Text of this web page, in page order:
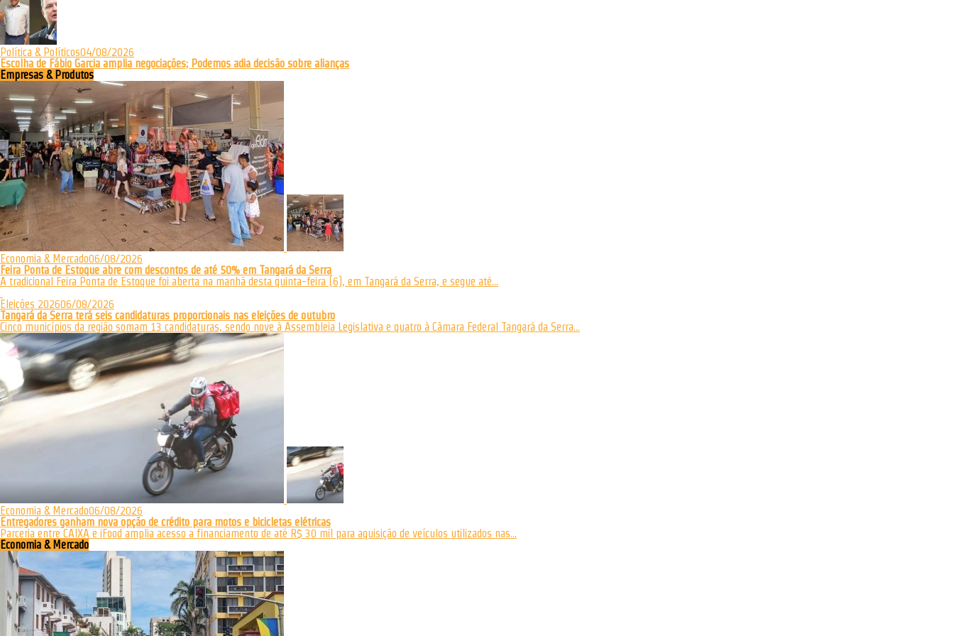
Política & Políticos04/08/2026
Escolha de Fábio Garcia amplia negociações; Podemos adia decisão sobre alianças
Empresas & Produtos
Economia & Mercado06/08/2026
Feira Ponta de Estoque abre com descontos de até 50% em Tangará da Serra
A tradicional Feira Ponta de Estoque foi aberta na manhã desta quinta-feira (6), em Tangará da Serra, e segue até...
Eleições 202606/08/2026
Tangará da Serra terá seis candidaturas proporcionais nas eleições de outubro
Cinco municípios da região somam 13 candidaturas, sendo nove à Assembleia Legislativa e quatro à Câmara Federal Tangará da Serra...
Economia & Mercado06/08/2026
Entregadores ganham nova opção de crédito para motos e bicicletas elétricas
Parceria entre CAIXA e iFood amplia acesso a financiamento de até R$ 30 mil para aquisição de veículos utilizados nas...
Economia & Mercado